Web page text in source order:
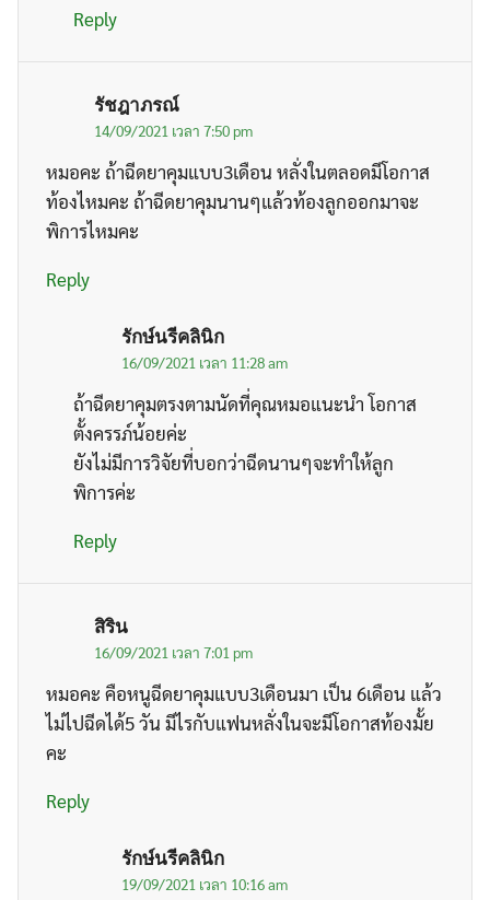
Reply
รัชฎาภรณ์
14/09/2021 เวลา 7:50 pm
หมอคะ ถ้าฉีดยาคุมแบบ3เดือน หลั่งในตลอดมีโอกาส
ท้องไหมคะ ถ้าฉีดยาคุมนานๆแล้วท้องลูกออกมาจะ
พิการไหมคะ
Reply
รักษ์นรีคลินิก
16/09/2021 เวลา 11:28 am
ถ้าฉีดยาคุมตรงตามนัดที่คุณหมอแนะนำ โอกาส
ตั้งครรภ์น้อยค่ะ
ยังไม่มีการวิจัยที่บอกว่าฉีดนานๆจะทำให้ลูก
พิการค่ะ
Reply
สิริน
16/09/2021 เวลา 7:01 pm
หมอคะ คือหนูฉีดยาคุมแบบ3เดือนมา เป็น 6เดือน แล้ว
ไม่ไปฉีดได้5 วัน มีไรกับแฟนหลั่งในจะมีโอกาสท้องมั้ย
คะ
Reply
รักษ์นรีคลินิก
19/09/2021 เวลา 10:16 am